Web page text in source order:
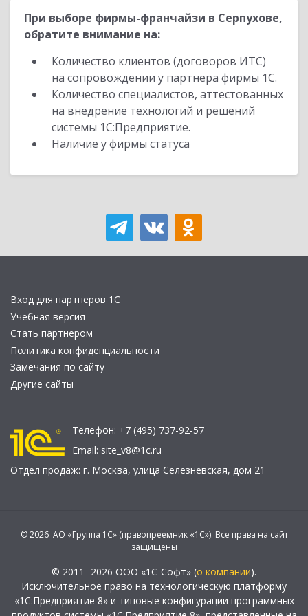
При выборе фирмы-франчайзи в Серпухове,
обратите внимание на:
Количество клиентов (договоров ИТС)
на сопровождении у партнера фирмы 1С.
Количество специалистов, аттестованных
на внедрение технологий и решений
системы 1С:Предприятие.
Наличие у фирмы статуса
Вход для партнеров 1С
Учебная версия
Стать партнером
Политика конфиденциальности
Замечания по сайту
Другие сайты
Телефон: +7 (495) 737-92-57
Email: site_v8@1c.ru
Отдел продаж: г. Москва, улица Селезнёвская, дом 21
© 2026 АО «Группа 1С» (правопреемник «1С»). Все права на сайт
защищены
© 2011- 2026 ООО «1С-Софт» (о компании).
Исключительное право на технологическую платформу
«1С:Предприятие 8» и типовые конфигурации программных